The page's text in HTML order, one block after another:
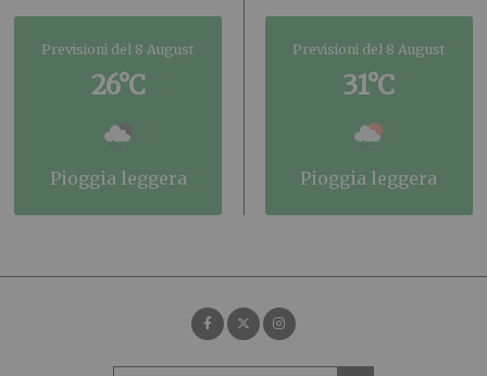
Previsioni del 8 August
26°C
pioggia leggera
Previsioni del 8 August
31°C
pioggia leggera